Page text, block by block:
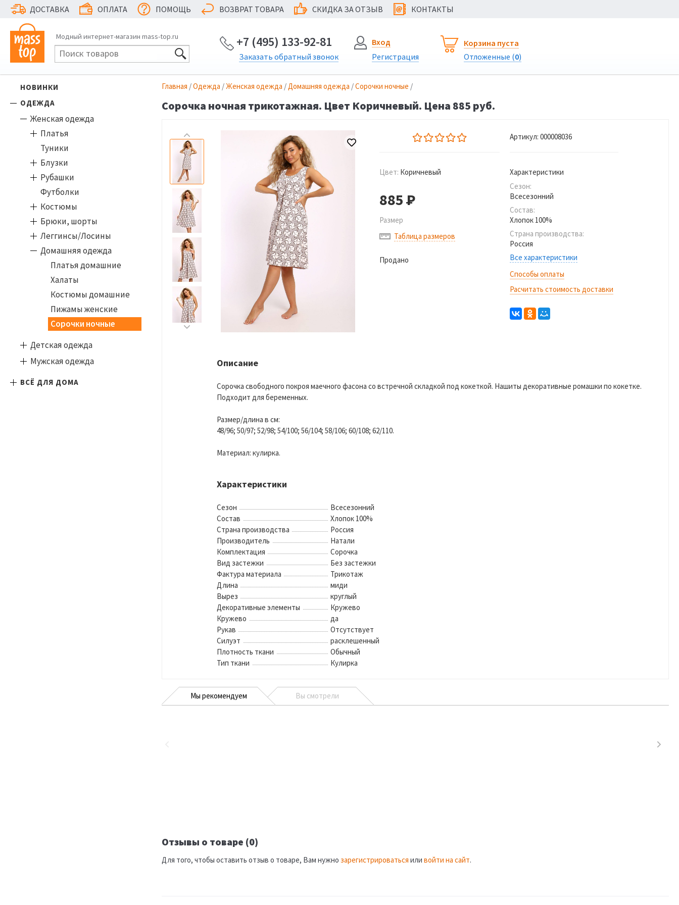
ДОСТАВКА ОПЛАТА ПОМОЩЬ ВОЗВРАТ ТОВАРА СКИДКА ЗА ОТЗЫВ @ КОНТАКТЫ
Модный интернет-магазин mass-top.ru +7 (495) 133-92-81
Заказать обратный звонок
Вход
Регистрация
Корзина пуста
Отложенные (0)
НОВИНКИ
ОДЕЖДА
Женская одежда
Платья
Туники
Блузки
Рубашки
Футболки
Костюмы
Брюки, шорты
Леггинсы/Лосины
Домашняя одежда
Платья домашние
Халаты
Костюмы домашние
Пижамы женские
Сорочки ночные
Детская одежда
Мужская одежда
ВСЁ ДЛЯ ДОМА
Главная /Одежда /Женская одежда /Домашняя одежда /Сорочки ночные /
Сорочка ночная трикотажная. Цвет Коричневый. Цена 885 руб.
Цвет: Коричневый
885Р
Размер
Таблица размеров
Продано
Артикул: 000008036
Характеристики
Сезон:
Всесезонний
Состав:
Хлопок 100%
Страна производства:
Россия
Все характеристики
Способы оплаты
Расчитать стоимость доставки
Описание
Сорочка свободного покроя маечного фасона со встречной складкой под кокеткой. Нашиты декоративные ромашки по кокетке.
Подходит для беременных.
Размер/длина в см:
48/96; 50/97; 52/98; 54/100; 56/104; 58/106; 60/108; 62/110.
Материал: кулирка.
Характеристики
Сезон
Всесезонний
Состав
Хлопок 100%
Страна производства
Россия
Производитель
Натали
Комплектация
Сорочка
Вид застежки
Без застежки
Фактура материала
Трикотаж
Длина
миди
Вырез
круглый
Декоративные элементы
Кружево
Кружево
да
Рукав
Отсутствует
Силуэт
расклешенный
Плотность ткани
Обычный
Тип ткани
Кулирка
Мы рекомендуем Вы смотрели
Отзывы о товаре (0)
Для того, чтобы оставить отзыв о товаре, Вам нужно зарегистрироваться или войти на сайт.